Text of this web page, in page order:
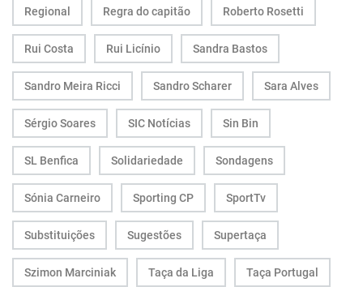
Regional Regra do capitão Roberto Rosetti
Rui Costa Rui Licínio Sandra Bastos
Sandro Meira Ricci Sandro Scharer Sara Alves
Sérgio Soares SIC Notícias Sin Bin
SL Benfica Solidariedade Sondagens
Sónia Carneiro Sporting CP SportTv
Substituições Sugestões Supertaça
Szimon Marciniak Taça da Liga Taça Portugal